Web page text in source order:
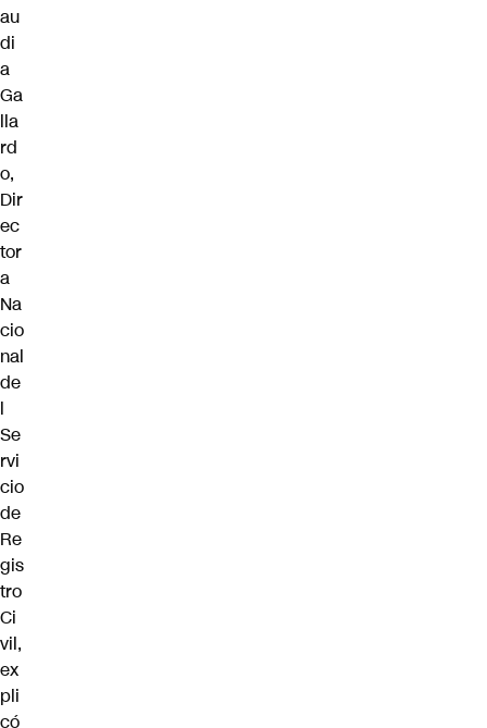
au
di
a
Ga
lla
rd
o,
Dir
ec
tor
a
Na
cio
nal
de
l
Se
rvi
cio
de
Re
gis
tro
Ci
vil,
ex
pli
có